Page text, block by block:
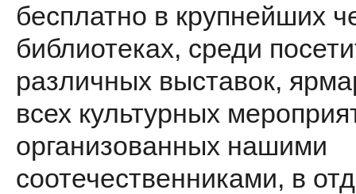
бесплатно в крупнейших
библиотеках, среди
различных выставок,
всех культурных
организованных нашими
соотечественниками, в